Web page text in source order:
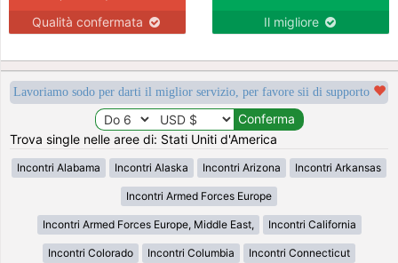
Qualità confermata Il migliore
Lavoriamo sodo per darti il miglior servizio, per favore sii di supporto
Trova single nelle aree di: Stati Uniti d'America
Incontri Alabama Incontri Alaska Incontri Arizona Incontri Arkansas
Incontri Armed Forces Europe
Incontri Armed Forces Europe, Middle East, Incontri California
Incontri Colorado Incontri Columbia Incontri Connecticut